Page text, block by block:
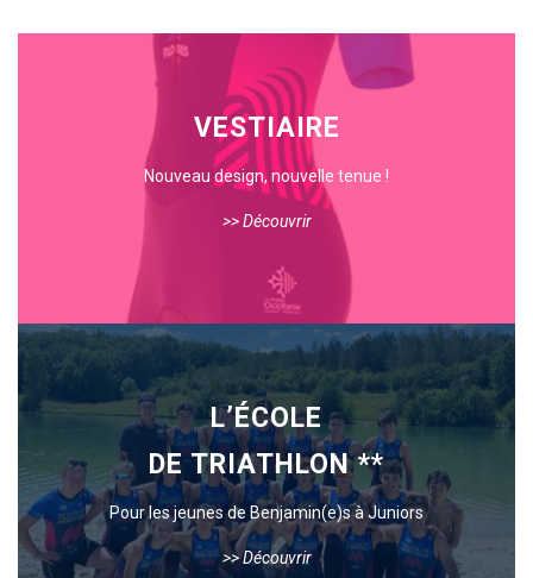
VESTIAIRE
Nouveau design, nouvelle tenue !
>> Découvrir
L’ÉCOLE
DE TRIATHLON **
Pour les jeunes de Benjamin(e)s à Juniors
>> Découvrir